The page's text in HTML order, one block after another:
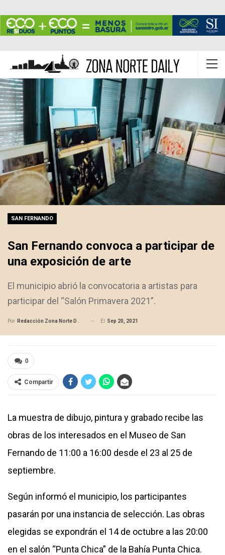
SAN FERNANDO
San Fernando convoca a participar de
una exposición de arte
El municipio abrió la convocatoria a artistas para
participar del “Salón Primavera 2021”.
Por Redacción Zona Norte Daily El Sep 20, 2021
0
Compartir
La muestra de dibujo, pintura y grabado recibe las
obras de los interesados en el Museo de San
Fernando de 11:00 a 16:00 desde el 23 al 25 de
septiembre.
Según informó el municipio, los participantes
pasarán por una instancia de selección. Las obras
elegidas se expondrán el 14 de octubre a las 20:00
en el salón “Punta Chica” de la Bahía Punta Chica.